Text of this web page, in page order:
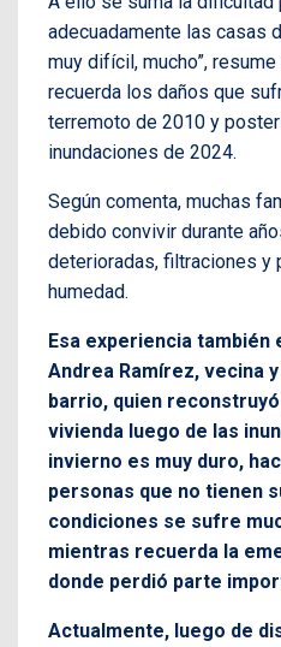
adecuadamente las casas
muy difícil, mucho”,
recuerda los daños que
terremoto de 2010 y
inundaciones de 2024.
Según comenta, muchas
debido convivir durante
deterioradas, filtraciones
humedad.
Esa experiencia también
Andrea Ramírez, vecina
barrio, quien
vivienda luego de las
invierno es muy duro,
personas que no tienen
condiciones se sufre
mientras recuerda la
donde perdió parte
Actualmente, luego de